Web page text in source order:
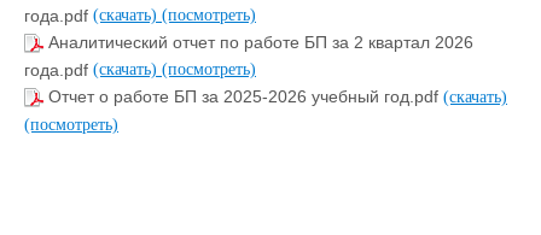
года.pdf (скачать) (посмотреть)
Аналитический отчет по работе БП за 2 квартал 2026
года.pdf (скачать) (посмотреть)
Отчет о работе БП за 2025-2026 учебный год.pdf (скачать)
(посмотреть)